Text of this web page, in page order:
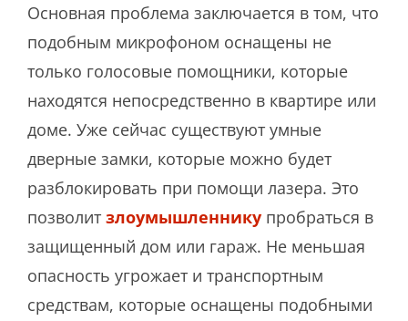
Основная проблема заключается в том, что
подобным микрофоном оснащены не
только голосовые помощники, которые
находятся непосредственно в квартире или
доме. Уже сейчас существуют умные
дверные замки, которые можно будет
разблокировать при помощи лазера. Это
позволит злоумышленнику пробраться в
защищенный дом или гараж. Не меньшая
опасность угрожает и транспортным
средствам, которые оснащены подобными